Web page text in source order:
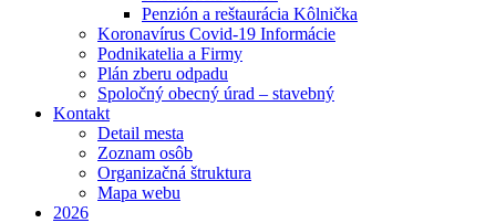
Penzión a reštaurácia Kôlnička
Koronavírus Covid-19 Informácie
Podnikatelia a Firmy
Plán zberu odpadu
Spoločný obecný úrad – stavebný
Kontakt
Detail mesta
Zoznam osôb
Organizačná štruktura
Mapa webu
2026